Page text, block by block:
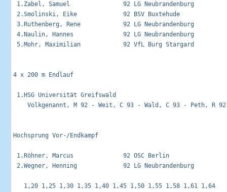
1.Zabel, Samuel               92 LG Neubrandenburg
2.Smolinski, Eike             92 BSV Buxtehude
3.Ruthenberg, Rene            92 LG Neubrandenburg
4.Naulin, Hannes              92 LG Neubrandenburg
5.Mohr, Maximilian            92 VfL Burg Stargard
4 x 200 m Endlauf
1.HSG Universität Greifswald
    Volkgenannt, M 92 - Weit, C 93 - Wald, C 93 - Peth, R 92
Hochsprung Vor-/Endkampf
1.Röhner, Marcus              92 OSC Berlin
2.Wegner, Henning             92 LG Neubrandenburg
   1,20 1,25 1,30 1,35 1,40 1,45 1,50 1,55 1,58 1,61 1,64